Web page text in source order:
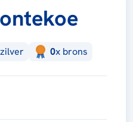
zilver 0x brons